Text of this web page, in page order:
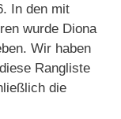
In den mit
wurde Diona
Wir haben
Rangliste
die